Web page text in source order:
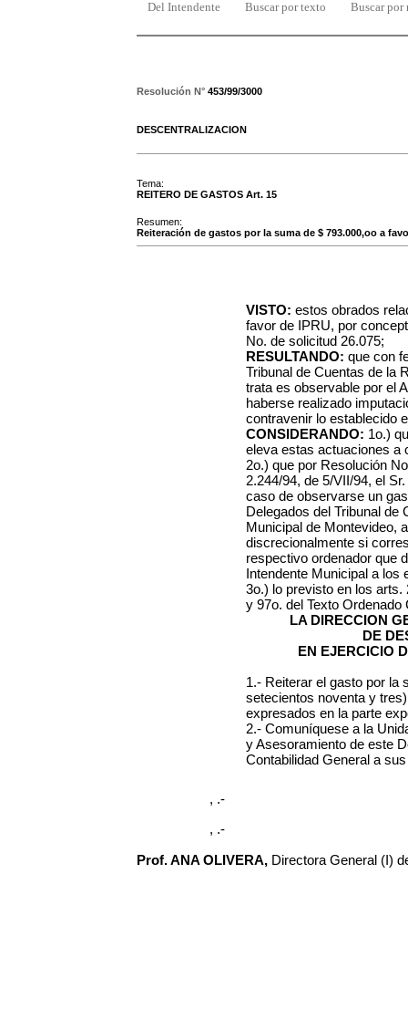
Del Intendente Buscar por texto Buscar por
Resolución N° 453/99/3000
DESCENTRALIZACION
Tema:
REITERO DE GASTOS Art. 15
Resumen:
Reiteración de gastos por la suma de $ 793.000,oo a
VISTO: estos obrados
favor de IPRU, por
No. de solicitud 26.075;
RESULTANDO: que con
Tribunal de Cuentas de la
trata es observable por el
haberse realizado
contravenir lo establecido
CONSIDERANDO: 1o.)
eleva estas actuaciones a
2o.) que por Resolución
2.244/94, de 5/VII/94, el
caso de observarse un
Delegados del Tribunal de
Municipal de Montevideo,
discrecionalmente si
respectivo ordenador que
Intendente Municipal a los
3o.) lo previsto en los arts.
y 97o. del Texto Ordenado
LA DIRECCION
DE
EN EJERCICIO
1.- Reiterar el gasto por la
setecientos noventa y
expresados en la parte
2.- Comuníquese a la
y Asesoramiento de este
Contabilidad General a
, .-
, .-
Prof. ANA OLIVERA, Directora General (I)